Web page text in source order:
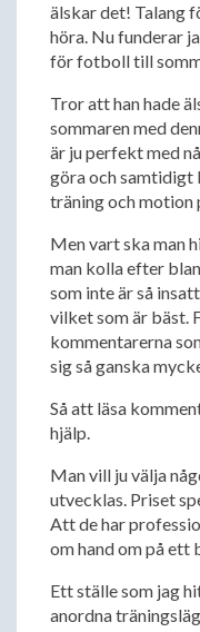
älskar det! Talang
höra. Nu funderar
för fotboll till
Tror att han hade
sommaren med
är ju perfekt med
göra och samtidigt
träning och motion
Men vart ska man
man kolla efter
som inte är så
vilket som är bäst.
kommentarerna
sig så ganska
Så att läsa
hjälp.
Man vill ju välja
utvecklas. Priset
Att de har
om hand om på ett
Ett ställe som jag
anordna